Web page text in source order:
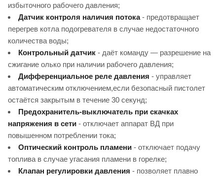
избыточного рабочего давления;
Датчик контроля наличия потока- предотвращает
перегрев котла подогревателя в случае недостаточного
количества воды;
Контрольный датчик - даёт команду — разрешение на
сжигание олько при наличии рабочего давления;
Дифференциальное реле давления - управляет
автоматическим отключением,если безопасный пистолет
остаётся закрытым в течение 30 секунд;
Предохранитель-выключатель при скачках
напряжения в сети - отключает аппарат ВД при
повышенном потреблении тока;
Оптический контроль пламени - отключает подачу
топлива в случае угасания пламени в горелке;
Клапан регулировки давления - позволяет плавно